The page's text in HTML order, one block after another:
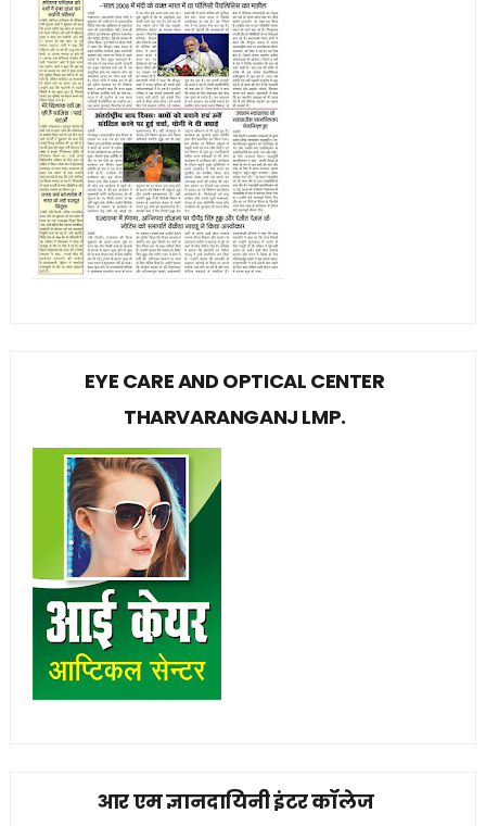
EYE CARE AND OPTICAL CENTER
THARVARANGANJ LMP.
आर एम ज्ञानदायिनी इंटर कॉलेज